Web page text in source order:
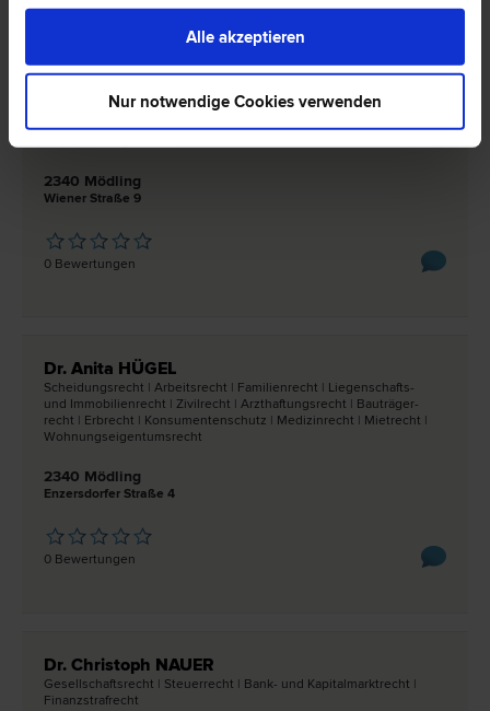
Alle akzeptieren
Nur notwendige Cookies verwenden
DDr. Gerald FÜRST
2340 Mödling
Wiener Straße 9
0 Bewertungen
Dr. Anita HÜGEL
Scheidungs­recht | Arbeits­recht | Familien­recht | Liegenschafts-
und Immobilien­recht | Zivil­recht | Arzthaftungs­recht | Bauträger­
recht | Erb­recht | Konsumentenschutz | Medizin­recht | Miet­recht |
Wohnungseigentums­recht
2340 Mödling
Enzersdorfer Straße 4
0 Bewertungen
Dr. Christoph NAUER
Gesellschafts­recht | Steuer­recht | Bank- und Kapitalmarkt­recht |
Finanzstraf­recht